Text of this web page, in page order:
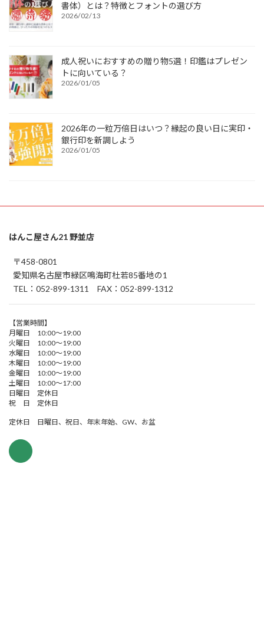
書体）とは？特徴とフォントの選び方
2026/02/13
成人祝いにおすすめの贈り物5選！印鑑はプレゼン
トに向いている？
2026/01/05
2026年の一粒万倍日はいつ？縁起の良い日に実印・
銀行印を新調しよう
2026/01/05
はんこ屋さん21 野並店
〒458-0801
愛知県名古屋市緑区鳴海町杜若85番地の1
TEL：052-899-1311 FAX：052-899-1312
【営業時間】
月曜日 10:00～19:00
火曜日 10:00～19:00
水曜日 10:00～19:00
木曜日 10:00～19:00
金曜日 10:00～19:00
土曜日 10:00～17:00
日曜日 定休日
祝 日 定休日
定休日 日曜日、祝日、年末年始、GW、お盆